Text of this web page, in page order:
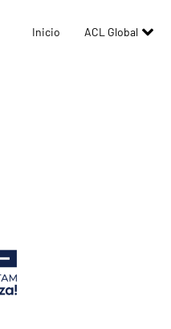
Inicio ACL Global